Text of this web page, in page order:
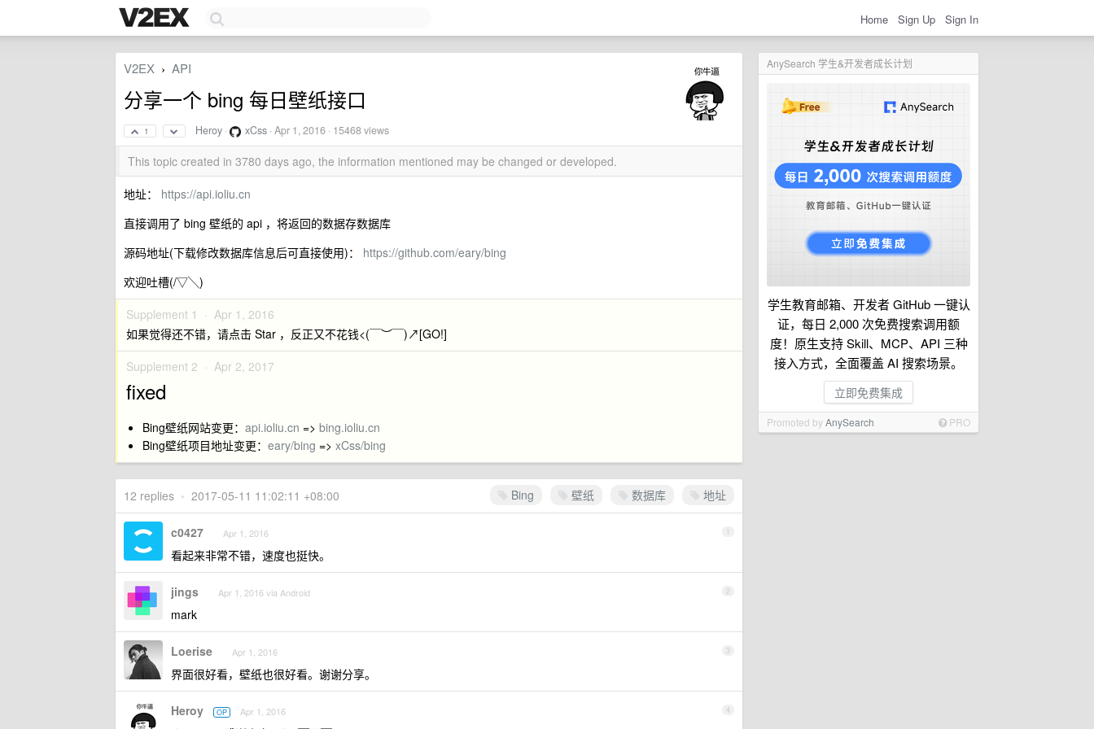
Home Sign Up Sign In
AnySearch 学生&开发者成长计划
学生教育邮箱、开发者 GitHub 一键认
证，每日 2,000 次免费搜索调用额
度！原生支持 Skill、MCP、API 三种
接入方式，全面覆盖 AI 搜索场景。
立即免费集成
Promoted byAnySearch PRO
V2EX › API
分享一个 bing 每日壁纸接口
1 Heroy · xCss ·Apr 1, 2016 · 15468 views
This topic created in 3780 days ago, the information mentioned may be changed or developed.
地址： https://api.ioliu.cn
直接调用了 bing 壁纸的 api ，将返回的数据存数据库
源码地址(下载修改数据库信息后可直接使用)： https://github.com/eary/bing
欢迎吐槽(/▽╲)
Supplement 1 · Apr 1, 2016
如果觉得还不错，请点击 Star ，反正又不花钱<(￣︶￣)↗[GO!]
Supplement 2 · Apr 2, 2017
fixed
Bing壁纸网站变更： api.ioliu.cn => bing.ioliu.cn
Bing壁纸项目地址变更： eary/bing => xCss/bing
Bing 壁纸 数据库 地址
12 replies • 2017-05-11 11:02:11 +08:00
1
c0427 Apr 1, 2016
看起来非常不错，速度也挺快。
2
jings Apr 1, 2016 via Android
mark
3
Loerise Apr 1, 2016
界面很好看，壁纸也很好看。谢谢分享。
4
Heroy OP Apr 1, 2016